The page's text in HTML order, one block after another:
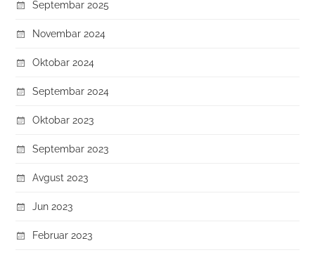
Septembar 2025
Novembar 2024
Oktobar 2024
Septembar 2024
Oktobar 2023
Septembar 2023
Avgust 2023
Jun 2023
Februar 2023